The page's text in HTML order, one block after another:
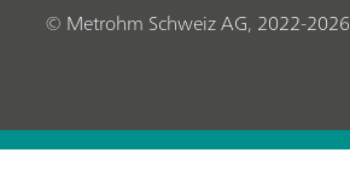
© Metrohm Schweiz AG, 2022-2026